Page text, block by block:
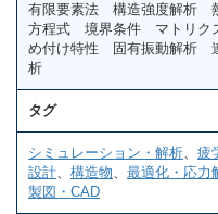
有限要素法 構造強度解析
方程式 境界条件 マトリ
め付け特性 固有振動解析
析
タグ
シミュレーション・解析、 疲
設計、 構造物、 最適化・応力
製図・CAD